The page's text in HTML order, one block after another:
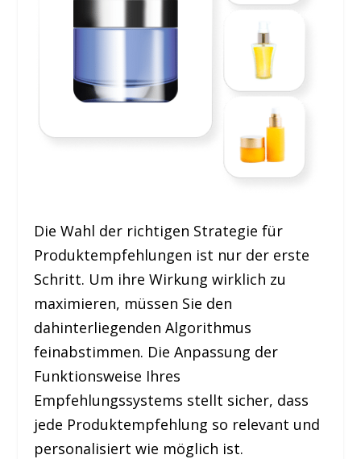
Die Wahl der richtigen Strategie für
Produktempfehlungen ist nur der erste
Schritt. Um ihre Wirkung wirklich zu
maximieren, müssen Sie den
dahinterliegenden Algorithmus
feinabstimmen. Die Anpassung der
Funktionsweise Ihres
Empfehlungssystems stellt sicher, dass
jede Produktempfehlung so relevant und
personalisiert wie möglich ist.